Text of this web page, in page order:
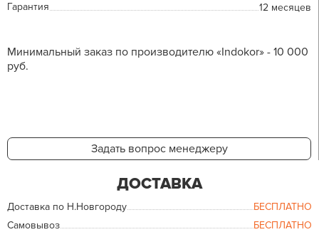
Гарантия 12 месяцев
Минимальный заказ по производителю «Indokor» - 10 000
руб.
Задать вопрос менеджеру
ДОСТАВКА
Доставка по Н.Новгороду
БЕСПЛАТНО
Самовывоз
БЕСПЛАТНО